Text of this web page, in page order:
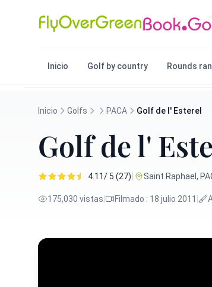
Inicio Golf by country Rounds
Inicio Golfs PACA Golf de l' Esterel
Golf de l'
4.11/ 5 (27)| Saint Raphael,
175,030 vistas Filmado : 18 julio 2011